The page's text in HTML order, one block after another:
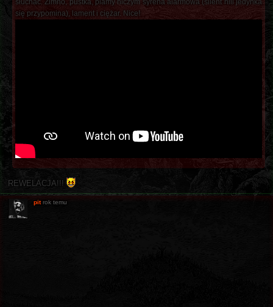
słuchać. Zimno, pustka, plamy niczym syrena alarmowa (silent hill jedynka
się przypomina), lament i ciężar. Nice!
REWELACJA!!!
pit rok temu